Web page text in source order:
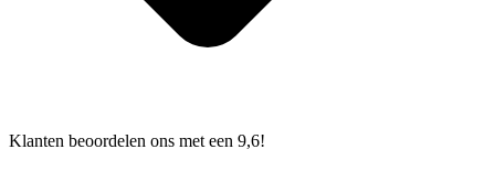
Klanten beoordelen ons met een 9,6!